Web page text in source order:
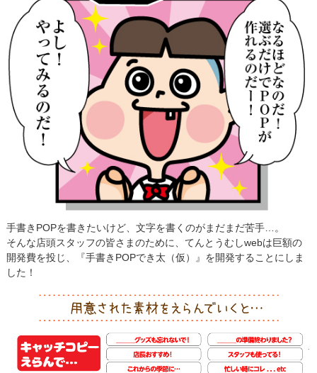
手書きPOPを書きたいけど、文字を書くのがまだまだ苦手…。
そんな店頭スタッフの皆さまのために、てんとうむしwebは巨額の
開発費を投じ、『手書きPOPでき太（仮）』を開発することにしま
した！